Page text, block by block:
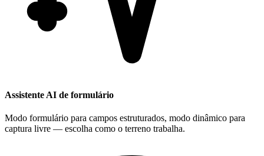
Assistente AI de formulário
Modo formulário para campos estruturados, modo dinâmico para
captura livre — escolha como o terreno trabalha.